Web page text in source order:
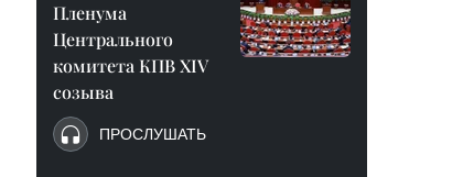
Пленума
Центрального
комитета КПВ XIV
созыва
ПРОСЛУШАТЬ